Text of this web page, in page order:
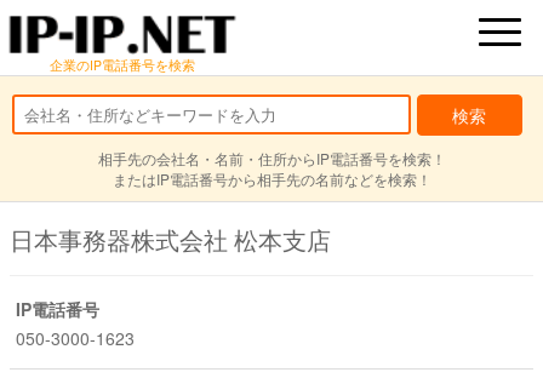
企業のIP電話番号を検索
相手先の会社名・名前・住所からIP電話番号を検索！
またはIP電話番号から相手先の名前などを検索！
日本事務器株式会社 松本支店
IP電話番号
050-3000-1623